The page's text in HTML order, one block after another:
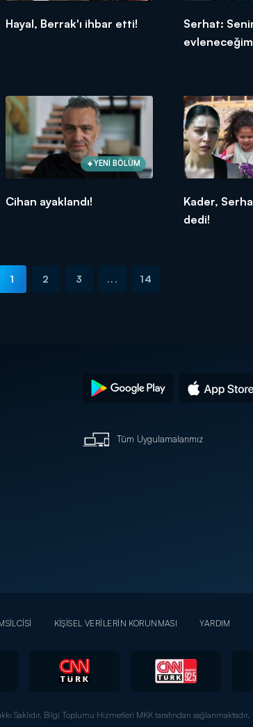
Hayal, Berrak'ı ihbar etti!
Serhat:
YENİ BÖLÜM
Cihan ayaklandı!
Kader,
dedi!
1 2 3 ... 14
Tüm Uygulamalarımız
KİŞİSEL VERİLERİN KORUNMASI YARDIM
Saklıdır. Bilgi Toplumu Hizmetleri MKK tarafından sağlanmaktadır.